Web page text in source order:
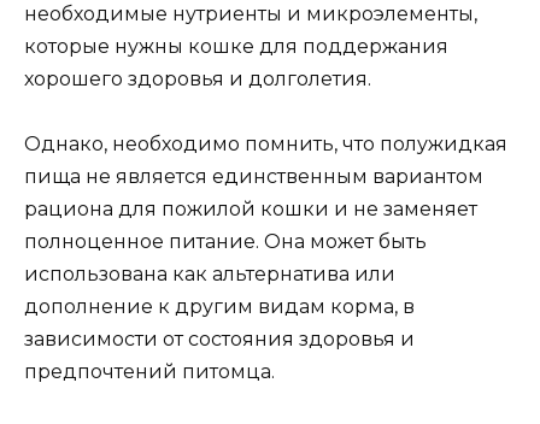
необходимые нутриенты и микроэлементы,
которые нужны кошке для поддержания
хорошего здоровья и долголетия.
Однако, необходимо помнить, что полужидкая
пища не является единственным вариантом
рациона для пожилой кошки и не заменяет
полноценное питание. Она может быть
использована как альтернатива или
дополнение к другим видам корма, в
зависимости от состояния здоровья и
предпочтений питомца.